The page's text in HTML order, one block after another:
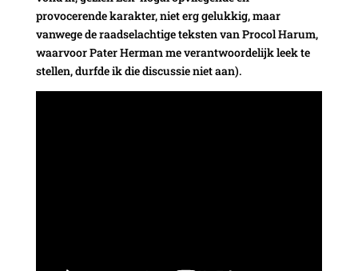
provocerende karakter, niet erg gelukkig, maar
vanwege de raadselachtige teksten van Procol Harum,
waarvoor Pater Herman me verantwoordelijk leek te
stellen, durfde ik die discussie niet aan).